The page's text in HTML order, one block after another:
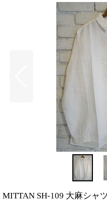
MITTAN SH-109 大麻シ